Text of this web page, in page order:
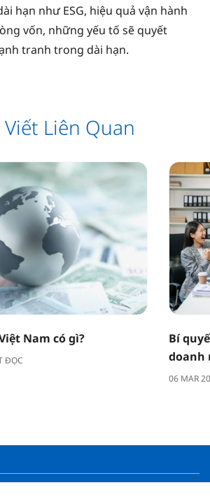
hạn như ESG, hiệu quả vận hành
vốn, những yếu tố sẽ quyết
tranh trong dài hạn.
Viết Liên Quan
Nam có gì?
ĐỌC
Bí
doanh
06 MAR